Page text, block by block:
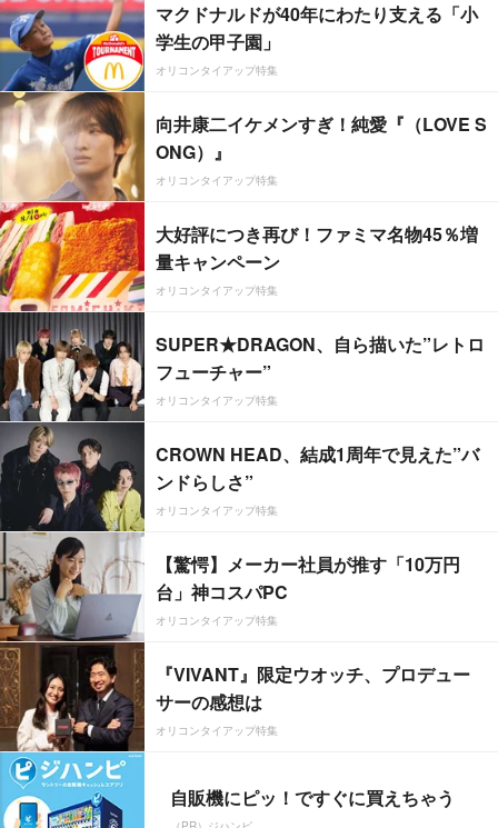
マクドナルドが40年にわたり支える「小
学生の甲子園」
オリコンタイアップ特集
向井康二イケメンすぎ！純愛『（LOVE S
ONG）』
オリコンタイアップ特集
大好評につき再び！ファミマ名物45％増
量キャンペーン
オリコンタイアップ特集
SUPER★DRAGON、自ら描いた”レトロ
フューチャー”
オリコンタイアップ特集
CROWN HEAD、結成1周年で見えた”バ
ンドらしさ”
オリコンタイアップ特集
【驚愕】メーカー社員が推す「10万円
台」神コスパPC
オリコンタイアップ特集
『VIVANT』限定ウオッチ、プロデュー
サーの感想は
オリコンタイアップ特集
自販機にピッ！ですぐに買えちゃう